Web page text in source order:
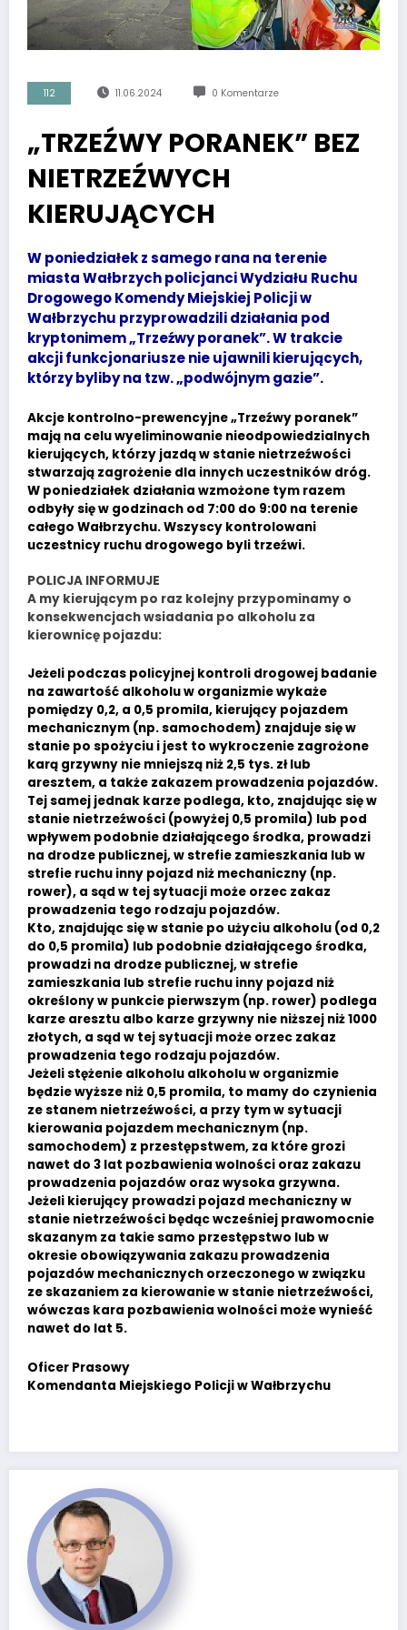
112 11.06.2024 0 Komentarze
„TRZEŹWY PORANEK” BEZ
NIETRZEŹWYCH
KIERUJĄCYCH
W poniedziałek z samego rana na terenie
miasta Wałbrzych policjanci Wydziału Ruchu
Drogowego Komendy Miejskiej Policji w
Wałbrzychu przyprowadzili działania pod
kryptonimem „Trzeźwy poranek”. W trakcie
akcji funkcjonariusze nie ujawnili kierujących,
którzy byliby na tzw. „podwójnym gazie”.
Akcje kontrolno-prewencyjne „Trzeźwy poranek”
mają na celu wyeliminowanie nieodpowiedzialnych
kierujących, którzy jazdą w stanie nietrzeźwości
stwarzają zagrożenie dla innych uczestników dróg.
W poniedziałek działania wzmożone tym razem
odbyły się w godzinach od 7:00 do 9:00 na terenie
całego Wałbrzychu. Wszyscy kontrolowani
uczestnicy ruchu drogowego byli trzeźwi.
POLICJA INFORMUJE
A my kierującym po raz kolejny przypominamy o
konsekwencjach wsiadania po alkoholu za
kierownicę pojazdu:
Jeżeli podczas policyjnej kontroli drogowej badanie
na zawartość alkoholu w organizmie wykaże
pomiędzy 0,2, a 0,5 promila, kierujący pojazdem
mechanicznym (np. samochodem) znajduje się w
stanie po spożyciu i jest to wykroczenie zagrożone
karą grzywny nie mniejszą niż 2,5 tys. zł lub
aresztem, a także zakazem prowadzenia pojazdów.
Tej samej jednak karze podlega, kto, znajdując się w
stanie nietrzeźwości (powyżej 0,5 promila) lub pod
wpływem podobnie działającego środka, prowadzi
na drodze publicznej, w strefie zamieszkania lub w
strefie ruchu inny pojazd niż mechaniczny (np.
rower), a sąd w tej sytuacji może orzec zakaz
prowadzenia tego rodzaju pojazdów.
Kto, znajdując się w stanie po użyciu alkoholu (od 0,2
do 0,5 promila) lub podobnie działającego środka,
prowadzi na drodze publicznej, w strefie
zamieszkania lub strefie ruchu inny pojazd niż
określony w punkcie pierwszym (np. rower) podlega
karze aresztu albo karze grzywny nie niższej niż 1000
złotych, a sąd w tej sytuacji może orzec zakaz
prowadzenia tego rodzaju pojazdów.
Jeżeli stężenie alkoholu alkoholu w organizmie
będzie wyższe niż 0,5 promila, to mamy do czynienia
ze stanem nietrzeźwości, a przy tym w sytuacji
kierowania pojazdem mechanicznym (np.
samochodem) z przestępstwem, za które grozi
nawet do 3 lat pozbawienia wolności oraz zakazu
prowadzenia pojazdów oraz wysoka grzywna.
Jeżeli kierujący prowadzi pojazd mechaniczny w
stanie nietrzeźwości będąc wcześniej prawomocnie
skazanym za takie samo przestępstwo lub w
okresie obowiązywania zakazu prowadzenia
pojazdów mechanicznych orzeczonego w związku
ze skazaniem za kierowanie w stanie nietrzeźwości,
wówczas kara pozbawienia wolności może wynieść
nawet do lat 5.
Oficer Prasowy
Komendanta Miejskiego Policji w Wałbrzychu